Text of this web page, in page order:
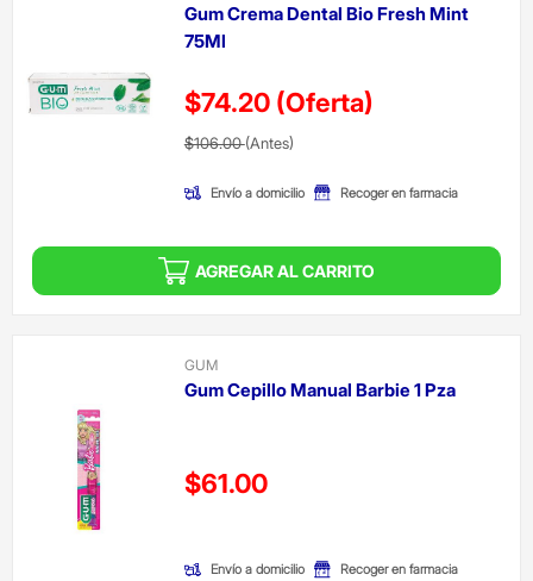
Gum Crema Dental Bio Fresh Mint
75Ml
$74.20 (Oferta)
Precio reducido de
$106.00(Antes)(Oferta)
Envío a domicilio Recoger en farmacia
AGREGAR AL CARRITO
GUM
Gum Cepillo Manual Barbie 1 Pza
Precio reducido de
$61.00
Envío a domicilio Recoger en farmacia